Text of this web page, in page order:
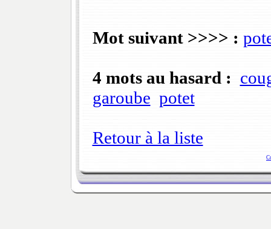
Mot suivant >>>> :
4 mots au hasard :
garoube potet
Retour à la liste